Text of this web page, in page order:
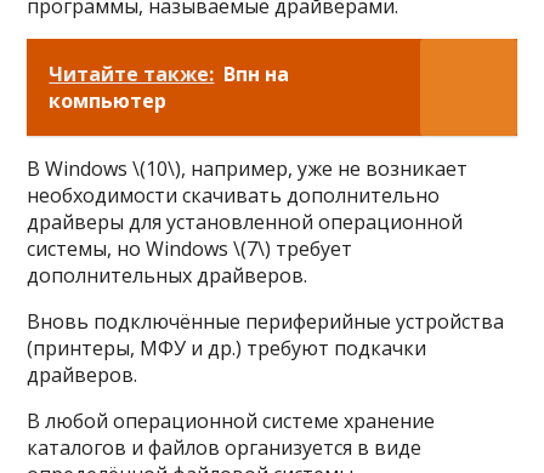
программы, называемые драйверами.
Читайте также: Впн на
компьютер
В Windows \(10\), например, уже не возникает
необходимости скачивать дополнительно
драйверы для установленной операционной
системы, но Windows \(7\) требует
дополнительных драйверов.
Вновь подключённые периферийные устройства
(принтеры, МФУ и др.) требуют подкачки
драйверов.
В любой операционной системе хранение
каталогов и файлов организуется в виде